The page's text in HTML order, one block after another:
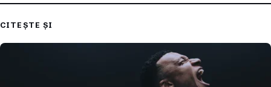
CITEȘTE ȘI